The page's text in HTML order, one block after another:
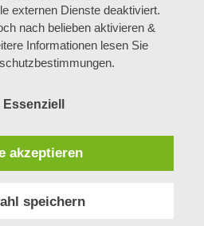
externen Dienste deaktiviert.
nach belieben aktivieren &
Informationen lesen Sie
Essenziell
akzeptieren
speichern